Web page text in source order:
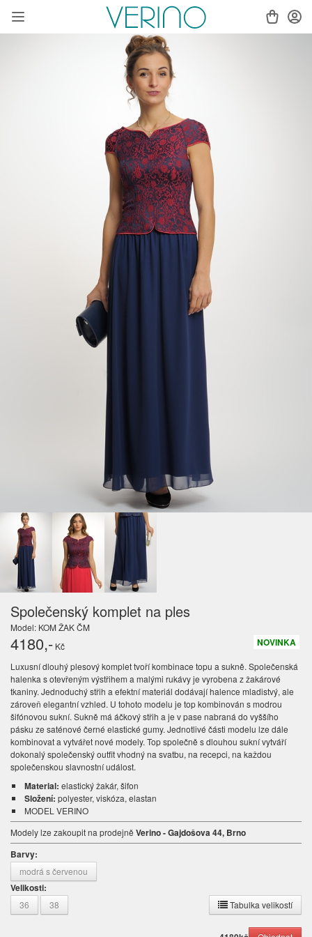
Společenský komplet na ples
Model: KOM ŽAK ČM
NOVINKA
4180,- Kč
Luxusní dlouhý plesový komplet tvoří kombinace topu a sukně. Společenská
halenka s otevřeným výstřihem a malými rukávy je vyrobena z žakárové
tkaniny. Jednoduchý střih a efektní materiál dodávají halence mladistvý, ale
zároveň elegantní vzhled. U tohoto modelu je top kombinován s modrou
šifónovou sukní. Sukně má áčkový střih a je v pase nabraná do vyššího
pásku ze saténové černé elastické gumy. Jednotlivé části modelu lze dále
kombinovat a vytvářet nové modely. Top společně s dlouhou sukní vytváří
dokonalý společenský outfit vhodný na svatbu, na recepci, na každou
společenskou slavnostní událost.
Material: elastický žakár, šifon
Složení: polyester, viskóza, elastan
MODEL VERINO
Modely lze zakoupit na prodejně Verino - Gajdošova 44, Brno
Barvy:
modrá s červenou
Velikosti:
36 38 Tabulka velikostí